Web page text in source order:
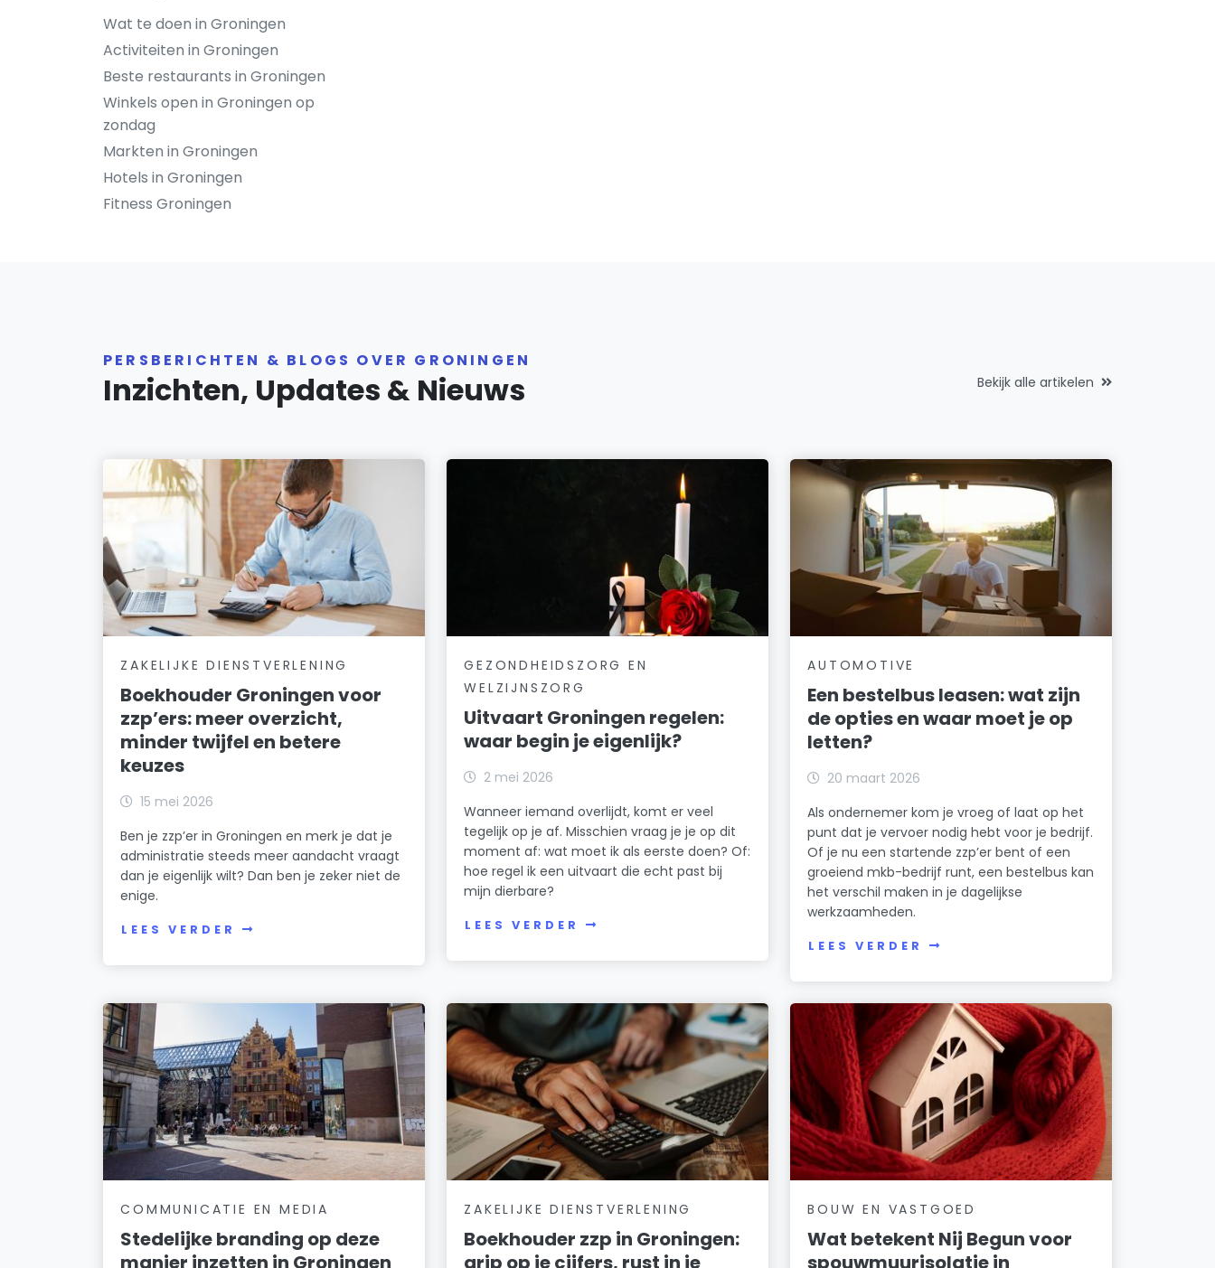
Wat te doen in Groningen
Activiteiten in Groningen
Beste restaurants in Groningen
Winkels open in Groningen op
zondag
Markten in Groningen
Hotels in Groningen
Fitness Groningen
PERSBERICHTEN & BLOGS OVER GRONINGEN
Inzichten, Updates & Nieuws Bekijk alle artikelen
ZAKELIJKE DIENSTVERLENING
Boekhouder Groningen voor
zzp’ers: meer overzicht,
minder twijfel en betere
keuzes
15 mei 2026
Ben je zzp’er in Groningen en merk je dat je
administratie steeds meer aandacht vraagt
dan je eigenlijk wilt? Dan ben je zeker niet de
enige.
LEES VERDER
GEZONDHEIDSZORG EN
WELZIJNSZORG
Uitvaart Groningen regelen:
waar begin je eigenlijk?
2 mei 2026
Wanneer iemand overlijdt, komt er veel
tegelijk op je af. Misschien vraag je je op dit
moment af: wat moet ik als eerste doen? Of:
hoe regel ik een uitvaart die echt past bij
mijn dierbare?
LEES VERDER
AUTOMOTIVE
Een bestelbus leasen: wat zijn
de opties en waar moet je op
letten?
20 maart 2026
Als ondernemer kom je vroeg of laat op het
punt dat je vervoer nodig hebt voor je bedrijf.
Of je nu een startende zzp’er bent of een
groeiend mkb-bedrijf runt, een bestelbus kan
het verschil maken in je dagelijkse
werkzaamheden.
LEES VERDER
COMMUNICATIE EN MEDIA
Stedelijke branding op deze
manier inzetten in Groningen
ZAKELIJKE DIENSTVERLENING
Boekhouder zzp in Groningen:
grip op je cijfers, rust in je
BOUW EN VASTGOED
Wat betekent Nij Begun voor
spouwmuurisolatie in